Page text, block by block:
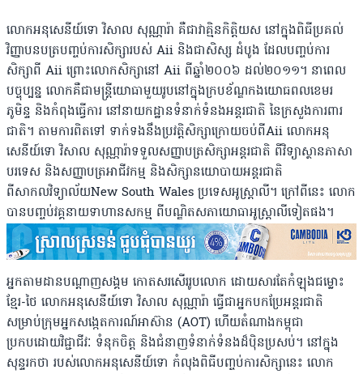
លោកអនុសេនីយ៍ទោ វិសាល សុណ្ណារ៉ា គឺជាវាគ្មិនកិត្តិយស នៅក្នុងពិធីប្រគល់
វិញ្ញាបនបត្របញ្ចប់ការសិក្សារបស់ Aii និងជាសិស្ស ដំបូង ដែលបញ្ចប់ការ
សិក្សាពី Aii ព្រោះលោកសិក្សានៅ Aii ពីឆ្នាំ២០០៦ ដល់២០១១។ នាពេល
បច្ចុប្បន្ន លោកគឺជាមន្ត្រីយោធាមួយរូបនៅក្នុងក្របខ័ណ្ឌកងយោធពលខេមរ
ភូមិន្ទ និងកំពុងធ្វើការ នៅនាយកដ្ឋានទំនាក់ទំនងអន្តរជាតិ នៃក្រសួងការពារ
ជាតិ។ តាមការពិតទៅ ទាក់ទងនឹងប្រវត្តិសិក្សាក្រោយចប់ពីAii លោកអនុ
សេនីយ៍ទោ វិសាល សុណ្ណារ៉ាទទួលសញ្ញាបត្រសិក្សាអន្តរជាតិ ពីវិទ្យាស្ថានភាសា
បរទេស និងសញ្ញាបត្រអាជីវកម្ម និងសិក្សានយោបាយអន្តរជាតិ
ពីសាកលវិទ្យាល័យNew South Wales ប្រទេសអូស្ត្រាលី។ ក្រៅពីនេះ លោក
បានបញ្ចប់វគ្គនាយទាហានសកម្ម ពីបណ្ឌិតសភាយោធាអូស្ត្រាលីទៀតផង។
អ្នកតាមដានបណ្ដាញសង្គម កោតសរសើររូបលោក ដោយសារតែកំឡុងជម្លោះ
ខ្មែរ-ថៃ លោកអនុសេនីយ៍ទោ វិសាល សុណ្ណារ៉ា ធ្វើជាអ្នកបកប្រែអន្តរជាតិ
សម្រាប់ក្រុមអ្នកសង្កេតការណ៍អាស៊ាន (AOT) ហើយតំណាងកម្ពុជា
ប្រកបដោយវិជ្ជាជីវៈ ទំនុកចិត្ត និងជំនាញទំនាក់ទំនងដ៏ប៉ិនប្រសប់។ នៅក្នុង
សុន្ទរកថា របស់លោកអនុសេនីយ៍ទោ កំលុងពិធីបញ្ចប់ការសិក្សានេះ លោក